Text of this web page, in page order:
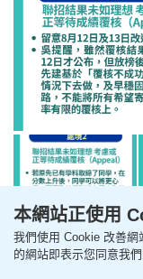
應對：留意8月
本網站正使用
我們使用 Cookie 改善網
的網站即表示您同意我